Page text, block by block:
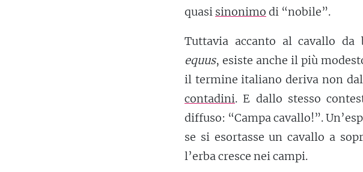
quasi sinonimo di “nobile”.
Tuttavia accanto al cavallo da
equus, esiste anche il più
il termine italiano deriva non
contadini. E dallo stesso
diffuso: “Campa cavallo!”.
se si esortasse un cavallo a
l’erba cresce nei campi.